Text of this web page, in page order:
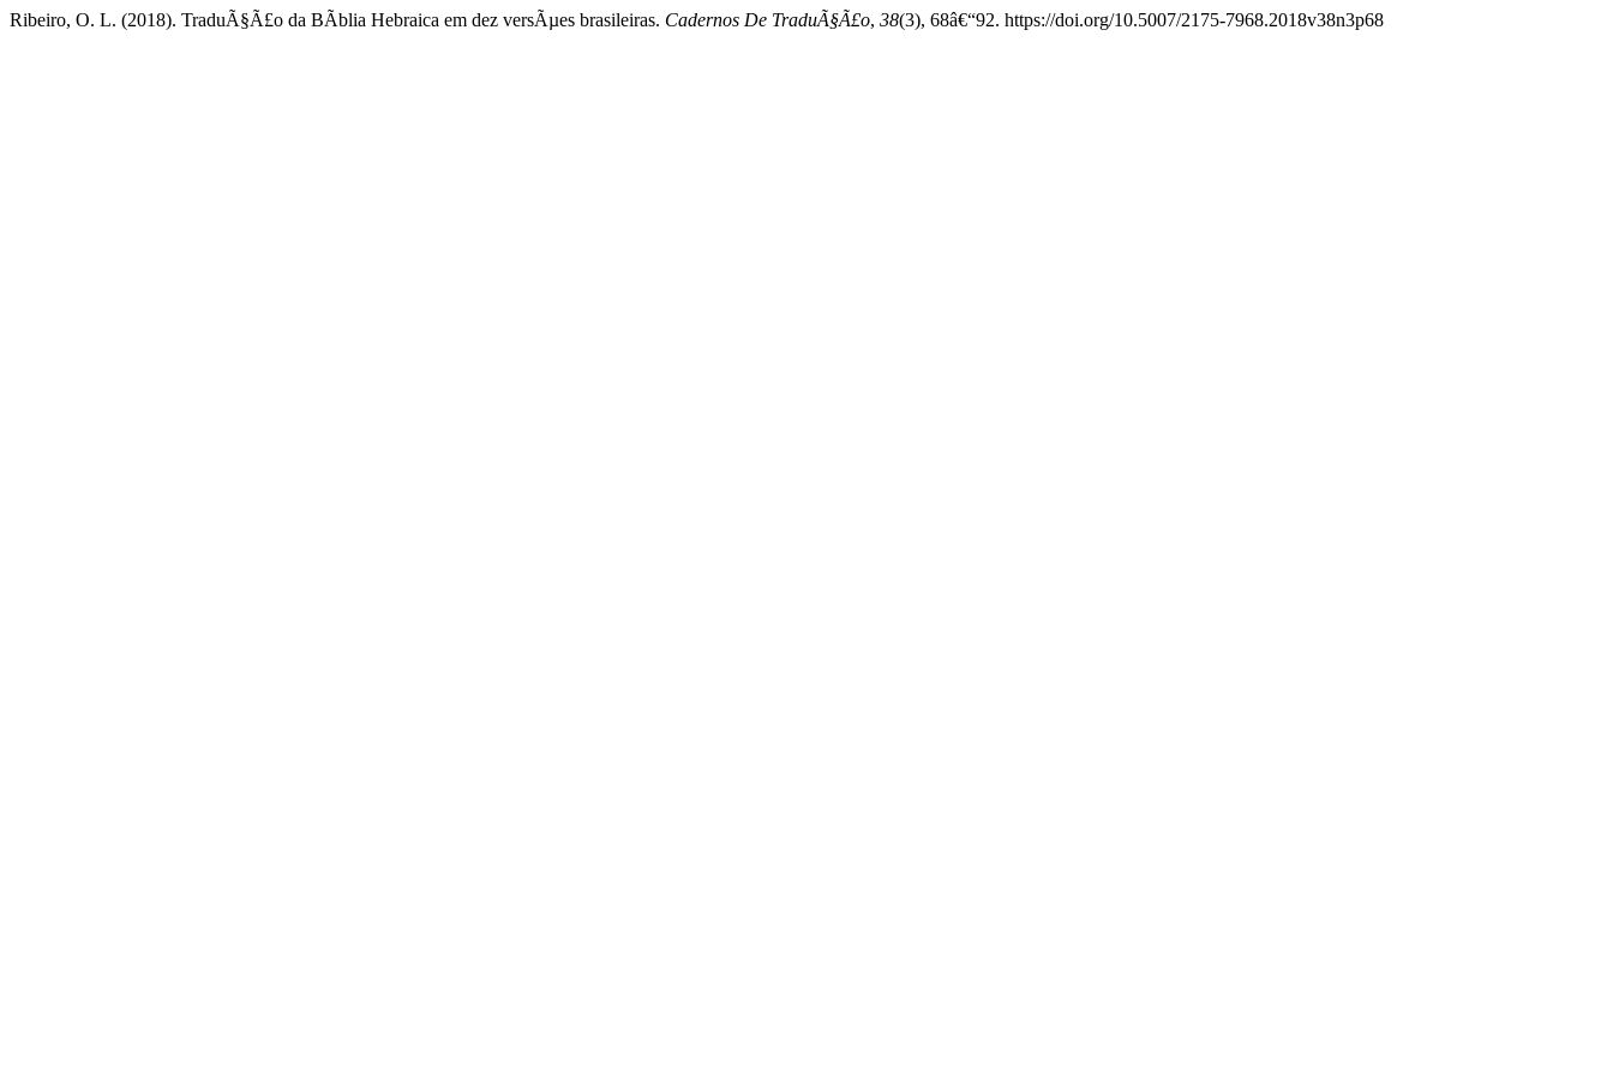
Ribeiro, O. L. (2018). TraduÃ§Ã£o da BÃ­blia Hebraica em dez versÃµes brasileiras. Cadernos De TraduÃ§Ã£o, 38(3), 68â€“92. https://doi.org/10.5007/2175-7968.2018v38n3p68